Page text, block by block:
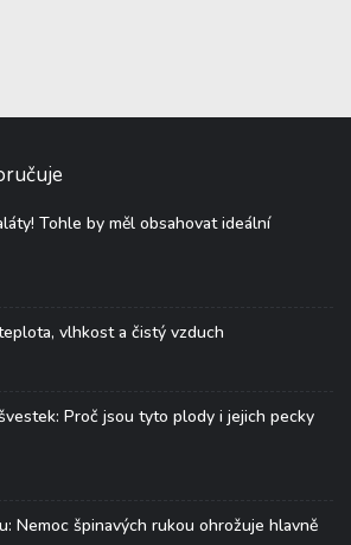
Tohle by měl obsahovat ideální
vlhkost a čistý vzduch
Proč jsou tyto plody i jejich pecky
Nemoc špinavých rukou ohrožuje hlavně